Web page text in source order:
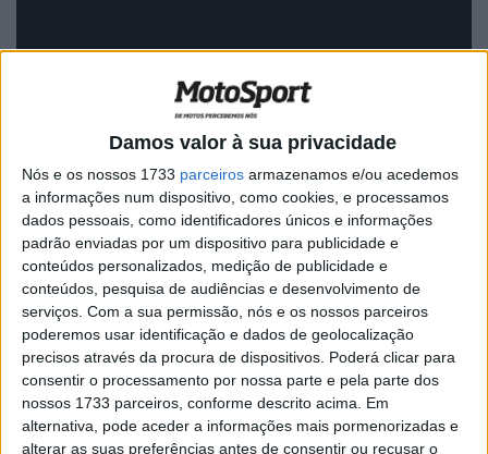
Damos valor à sua privacidade
Nós e os nossos 1733 parceiros armazenamos e/ou acedemos
a informações num dispositivo, como cookies, e processamos
dados pessoais, como identificadores únicos e informações
padrão enviadas por um dispositivo para publicidade e
conteúdos personalizados, medição de publicidade e
conteúdos, pesquisa de audiências e desenvolvimento de
serviços. Com a sua permissão, nós e os nossos parceiros
poderemos usar identificação e dados de geolocalização
precisos através da procura de dispositivos. Poderá clicar para
consentir o processamento por nossa parte e pela parte dos
nossos 1733 parceiros, conforme descrito acima. Em
alternativa, pode aceder a informações mais pormenorizadas e
alterar as suas preferências antes de consentir ou recusar o
Desde que a Street Triple RS apareceu nas primeiras
fotos em testes, muitos fãs da marca inglesa ficaram
animados com a chegada da irmã maior das naked
Triumph. No entanto, a data de lançamento permaneceu
desconhecida. Mas confirma-se agora que a grande
Speed Triple recebe a mesma transformação de ‘olhar
raivoso’ da irmã mais nova!